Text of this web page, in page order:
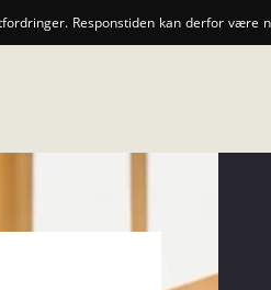
Responstiden kan derfor være